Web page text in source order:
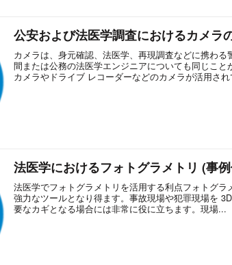
公安および法医学調査におけるカメラ
カメラは、身元確認、法医学、再現調査などに携わ
間または公務の法医学エンジニアについても同じこ
カメラやドライブ レコーダーなどのカメラが活用さ
法医学におけるフォ
法医学でフォトグラメトリを活用する利点フォトグ
強力なツールとなり得ます。事故現場や犯罪現場を
要なカギとなる場合には非常に役に立ちます。現場...